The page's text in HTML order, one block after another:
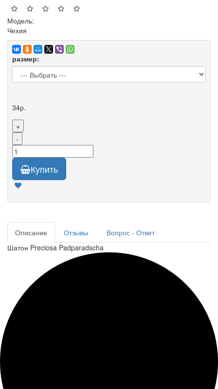
Модель:
Чехия
размер:
34р.
+
-
Купить
Описание Отзывы
Вопрос - Ответ
Шатон Preciosa Padparadscha